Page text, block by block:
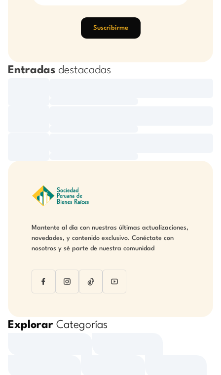
Suscribirme
Entradas destacadas
Mantente al día con nuestras últimas actualizaciones,
novedades, y contenido exclusivo. Conéctate con
nosotros y sé parte de nuestra comunidad
Explorar Categorías